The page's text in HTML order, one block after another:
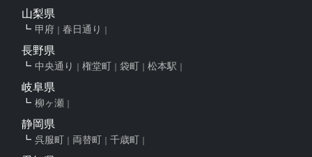
山梨県
甲府 春日通り
長野県
中央通り 権堂町 袋町 松本駅
岐阜県
柳ヶ瀬
静岡県
呉服町 両替町 千歳町